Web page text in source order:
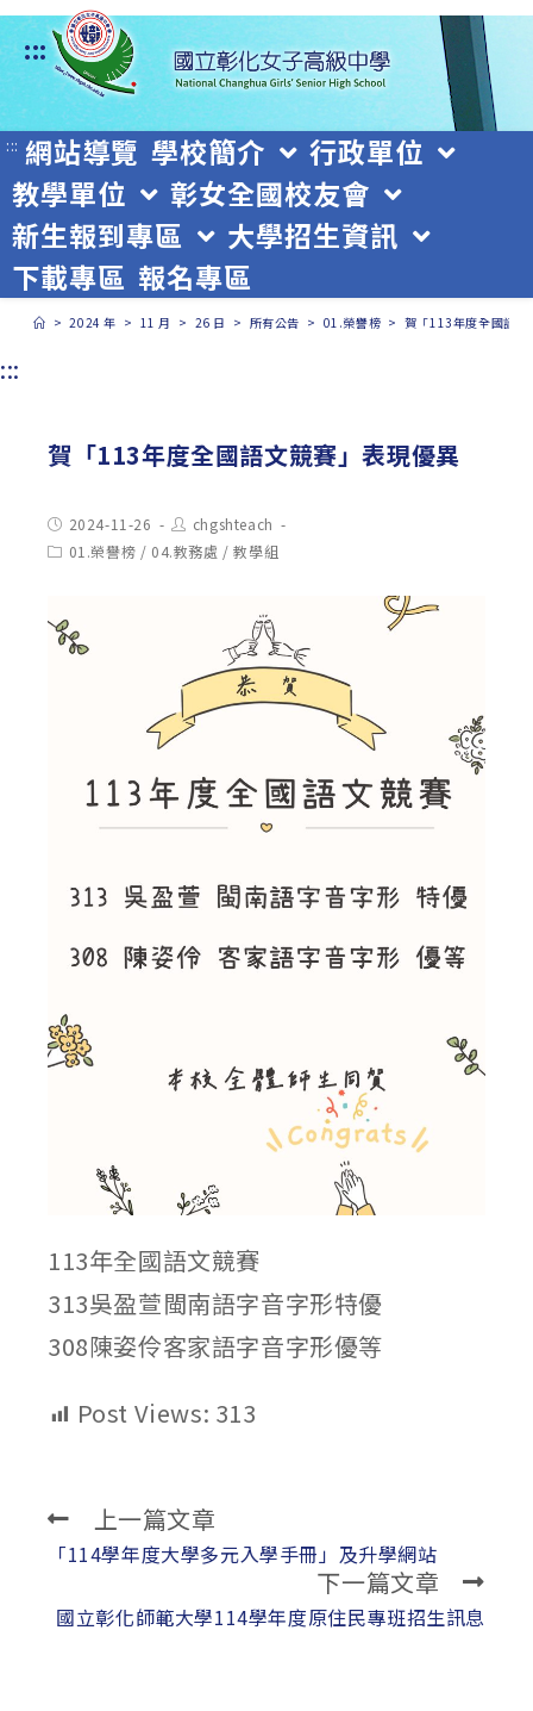
跳
轉
至
主
要
內
容
:::
::: 網站導覽 學校簡介
行政單位
教學單位
彰女全國校友會
新生報到專區
大學招生資訊
下載專區 報名專區
> 2024 年 > 11 月 > 26 日 > 所有公告 > 01.榮譽榜 > 賀「113年度全國語文
:::
賀「113年度全國語文競賽」表現優異
Post2024-11-26
Post
author:
chgshteach
Post01.榮譽榜 / 04.教務處 / 教學組
113年全國語文競賽
313吳盈萱閩南語字音字形特優
308陳姿伶客家語字音字形優等
Post Views: 313
Read
more
上一篇文章
「114學年度大學多元入學手冊」及升學網站
下一篇文章
國立彰化師範大學114學年度原住民專班招生訊息